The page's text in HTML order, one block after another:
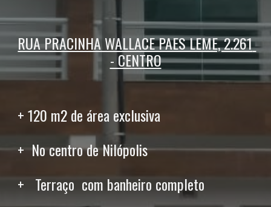
RUA PRACINHA WALLACE PAES LEME, 2.261
- CENTRO
+ 120 m2de área exclusiva
+  No centro de Nilópolis
+   Terraço  com banheiro completo